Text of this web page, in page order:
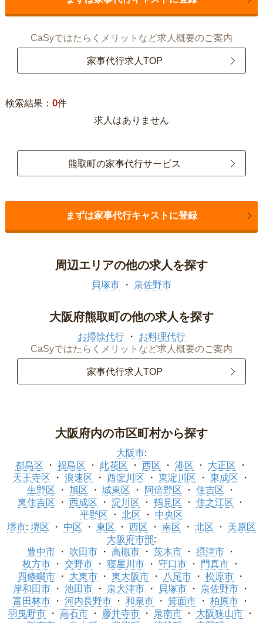
CaSyではたらくメリットなど求人概要のご案内
家事代行求人TOP
検索結果： 0件
求人はありません
熊取町の家事代行サービス
まずは家事代行キャストに登録
周辺エリアの他の求人を探す
貝塚市 泉佐野市
大阪府熊取町の他の求人を探す
お掃除代行
お料理代行
CaSyではたらくメリットなど求人概要のご案内
家事代行求人TOP
大阪府内の市区町村から探す
大阪市:
都島区
福島区 此花区 西区 港区
大正区
天王寺区
浪速区 西淀川区 東淀川区
東成区
生野区
旭区 城東区 阿倍野区
住吉区
東住吉区
西成区 淀川区 鶴見区
住之江区
平野区
北区
中央区
堺市: 堺区 中区 東区 西区 南区 北区
美原区
大阪府市部:
豊中市
吹田市 高槻市 茨木市
摂津市
枚方市
交野市 寝屋川市 守口市
門真市
四條畷市
大東市 東大阪市 八尾市
松原市
岸和田市
池田市 泉大津市 貝塚市
泉佐野市
富田林市
河内長野市 和泉市 箕面市
柏原市
羽曳野市
高石市 藤井寺市 泉南市
大阪狭山市